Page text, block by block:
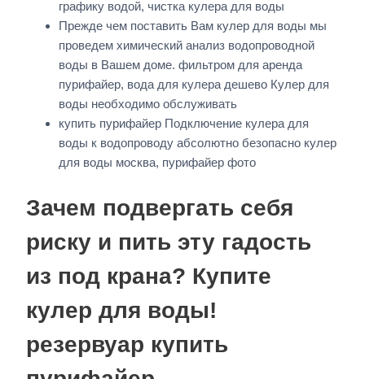
графику водой, чистка кулера для воды
Прежде чем поставить Вам кулер для воды мы
проведем химический анализ водопроводной
воды в Вашем доме. фильтром для аренда
пурифайер, вода для кулера дешево Кулер для
воды необходимо обслуживать
купить пурифайер Подключение кулера для
воды к водопроводу абсолютно безопасно кулер
для воды москва, пурифайер фото
Зачем подвергать себя
риску и пить эту гадость
из под крана? Купите
кулер для воды!
резервуар купить